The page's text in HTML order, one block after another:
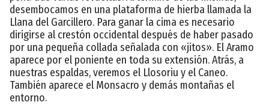
desembocamos en una plataforma de hierba llamada la
Llana del Garcillero. Para ganar la cima es necesario
dirigirse al crestón occidental después de haber pasado
por una pequeña collada señalada con «jitos». El Aramo
aparece por el poniente en toda su extensión. Atrás, a
nuestras espaldas, veremos el Llosoriu y el Caneo.
También aparece el Monsacro y demás montañas el
entorno.